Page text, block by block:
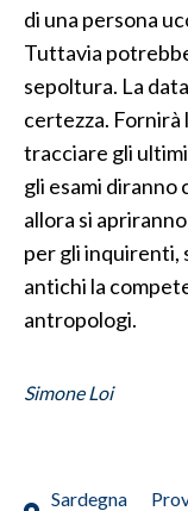
di una persona
Tuttavia
sepoltura. La
certezza. Fornirà
tracciare gli
gli esami diranno
allora si
per gli inquirenti,
antichi la
antropologi.
Simone Loi
Sardegna